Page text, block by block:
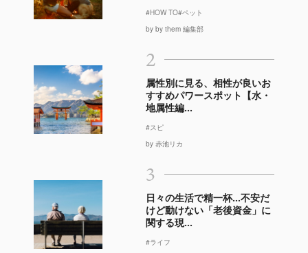
#HOW TO#ペット
by by them 編集部
2
属性別に見る、相性が良いお
すすめパワースポット【水・
地属性編...
#スピ
by 赤池リカ
3
日々の生活で精一杯…不安だ
けど動けない「老後資金」に
関する現...
#ライフ